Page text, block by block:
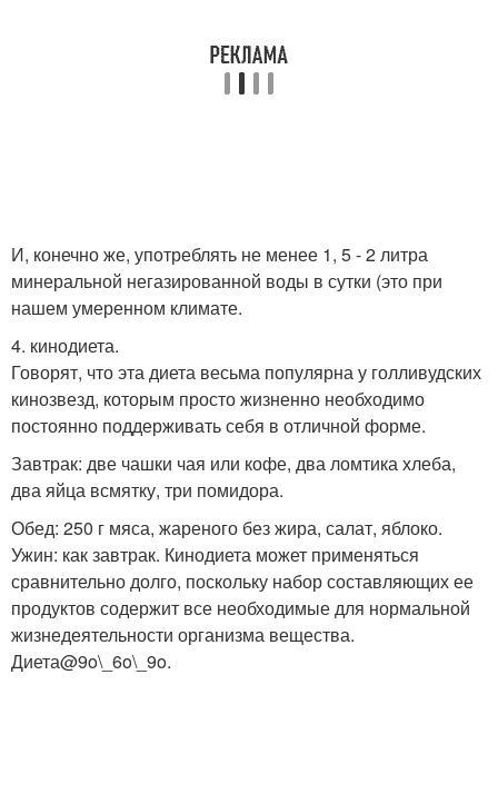
И, конечно же, употреблять не менее 1, 5 - 2 литра
минеральной негазированной воды в сутки (это при
нашем умеренном климате.
4. кинодиета.
Говорят, что эта диета весьма популярна у голливудских
кинозвезд, которым просто жизненно необходимо
постоянно поддерживать себя в отличной форме.
Завтрак: две чашки чая или кофе, два ломтика хлеба,
два яйца всмятку, три помидора.
Обед: 250 г мяса, жареного без жира, салат, яблоко.
Ужин: как завтрак. Кинодиета может применяться
сравнительно долго, поскольку набор составляющих ее
продуктов содержит все необходимые для нормальной
жизнедеятельности организма вещества.
Диета@9o\_6o\_9o.